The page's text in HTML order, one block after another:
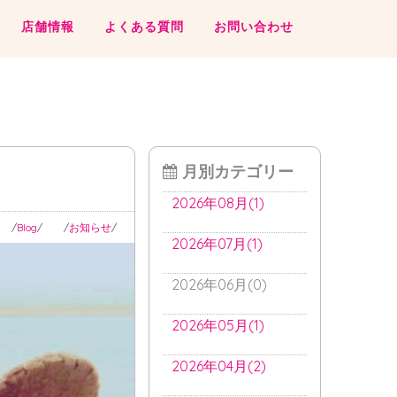
店舗情報 よくある質問 お問い合わせ
Blog お知らせ
月別カテゴリー
2026年08月(1)
2026年07月(1)
2026年06月(0)
2026年05月(1)
2026年04月(2)